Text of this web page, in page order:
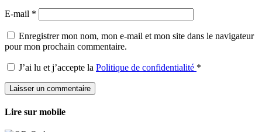
E-mail *
Enregistrer mon nom, mon e-mail et mon site dans le navigateur
pour mon prochain commentaire.
J’ai lu et j’accepte la Politique de confidentialité *
Lire sur mobile